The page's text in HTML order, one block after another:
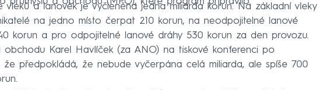
vleků a lanovek je vyčleněna jedna miliarda korun. Na základní vleky
na jedno místo čerpat 210 korun, na neodpojitelné lanové
korun a pro odpojitelné lanové dráhy 530 korun za den provozu.
obchodu Karel Havlíček (za ANO) na tiskové konferenci po
že předpokládá, že nebude vyčerpána celá miliarda, ale spíše 700